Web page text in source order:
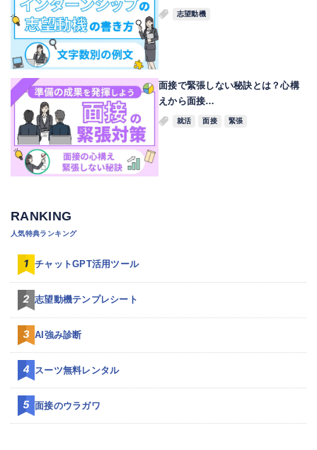
志望動機
面接で緊張しない秘訣とは？心構
えから面接…
就活 面接 緊張
RANKING
人気特典ランキング
チャットGPT活用ツール
志望動機テンプレシート
AI強み診断
スーツ無料レンタル
面接のウラガワ